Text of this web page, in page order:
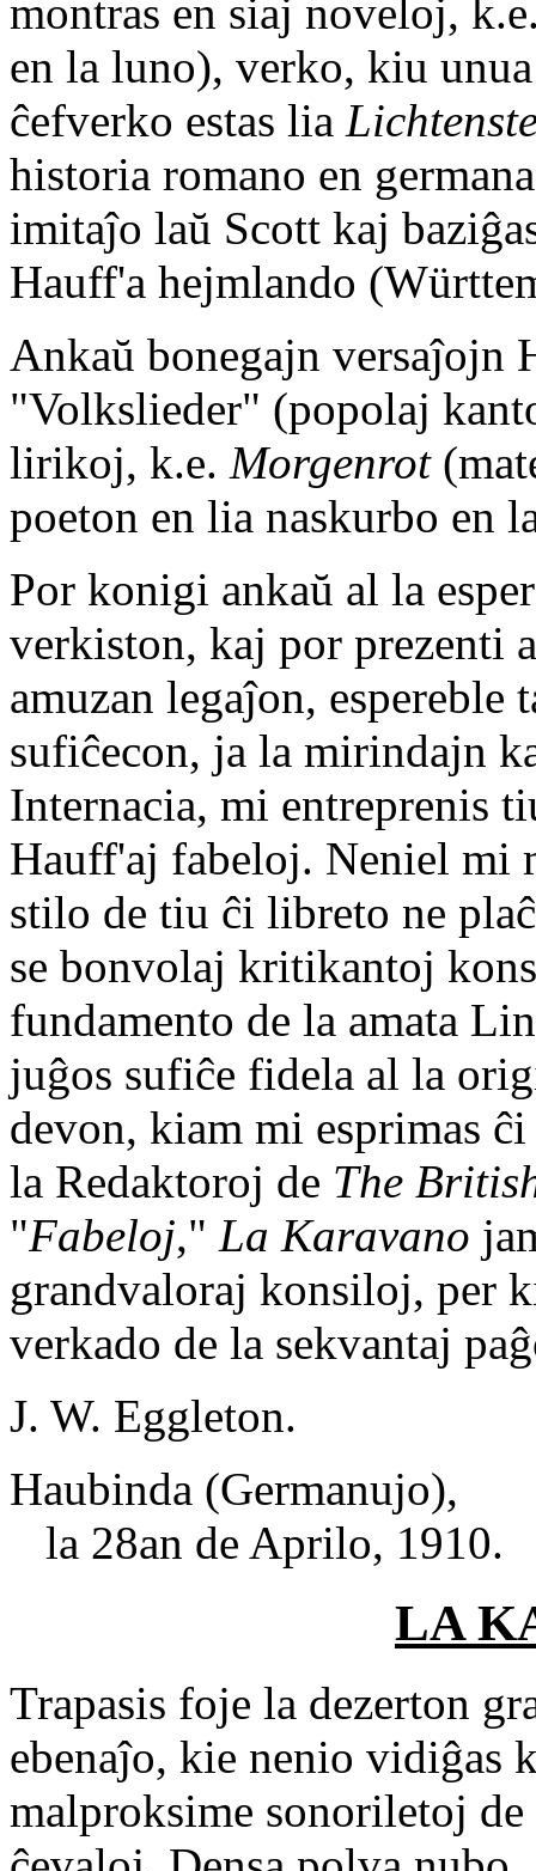
montras en siaj noveloj,
en la luno), verko, kiu
ĉefverko estas lia
historia romano en
imitaĵo laŭ Scott kaj
Hauff'a hejmlando
Ankaŭ bonegajn versaĵojn
"Volkslieder" (popolaj
lirikoj, k.e. Morgenrot
poeton en lia naskurbo en
Por konigi ankaŭ al la
verkiston, kaj por prezenti
amuzan legaĵon,
sufiĉecon, ja la mirindajn
Internacia, mi entreprenis
Hauff'aj fabeloj. Neniel mi
stilo de tiu ĉi libreto ne
se bonvolaj kritikantoj
fundamento de la amata
juĝos sufiĉe fidela al la
devon, kiam mi esprimas
la Redaktoroj de The
"Fabeloj," La Karavano
grandvaloraj konsiloj, per
verkado de la sekvantaj
J. W. Eggleton.
Haubinda (Germanujo),
la 28an de Aprilo, 1910.
LA
Trapasis foje la dezerton
ebenaĵo, kie nenio vidiĝas
malproksime sonoriletoj